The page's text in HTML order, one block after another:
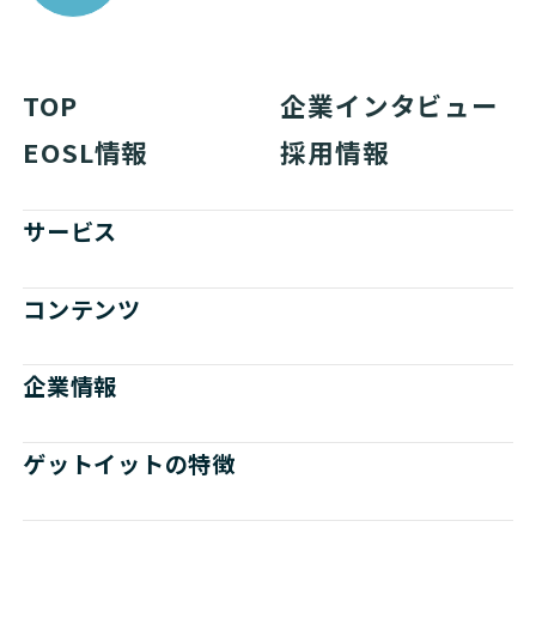
TOP
企業インタビュー
EOSL情報
採用情報
サービス
コンテンツ
企業情報
ゲットイットの特徴